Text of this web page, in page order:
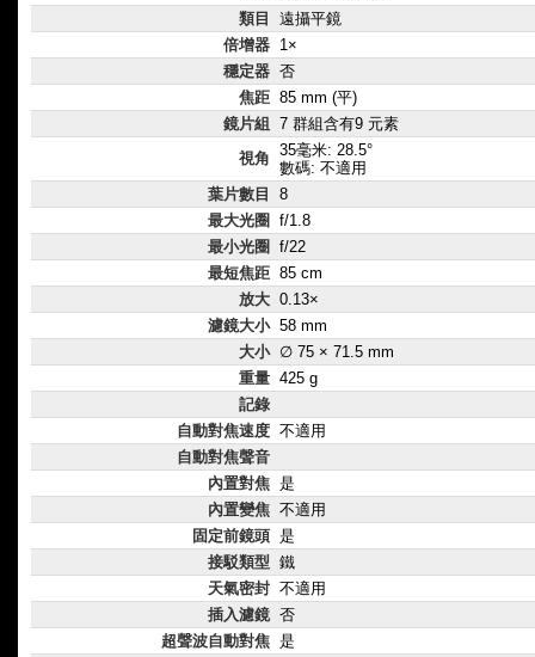
類目
遠攝平鏡
倍增器 1×
穩定器 否
焦距 85 mm (平)
鏡片組
7 群組含有9 元素
視角 35毫米: 28.5°
數碼: 不適用
葉片數目
8
最大光圈
f/1.8
最小光圈
f/22
最短焦距 85 cm
放大 0.13×
濾鏡大小 58 mm
大小 ∅ 75 × 71.5 mm
重量 425 g
記錄
自動對焦速度 不適用
自動對焦聲音
內置對焦 是
內置變焦 不適用
固定前鏡頭 是
接駁類型 鐵
天氣密封 不適用
插入濾鏡 否
超聲波自動對焦 是